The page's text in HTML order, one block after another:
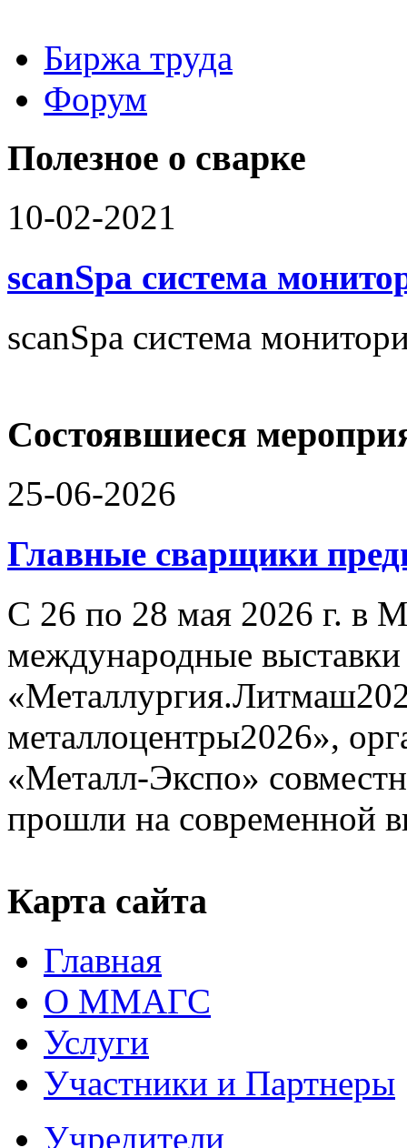
Биржа труда
Работодателю
Соискателю
Форум
Полезное о сварке
10-02-2021
scanSpa система
scanSpa система
Состоявшиеся
25-06-2026
Главные сварщики
С 26 по 28 мая 2026 г. в
международные
металлоцентры2026»,
«Металл-Экспо»
прошли на современной
Карта сайта
Главная
О ММАГС
Услуги
Участники и Партнеры
Учредители